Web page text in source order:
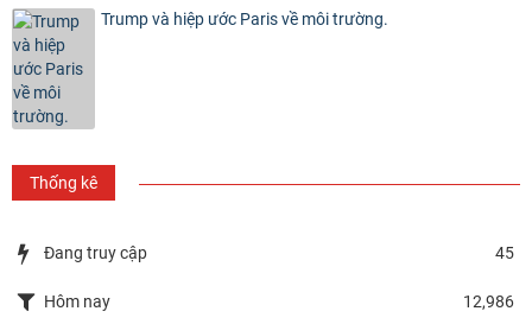
Trump và hiệp ước Paris về môi trường.
Thống kê
Đang truy cập 45
Hôm nay
12,986